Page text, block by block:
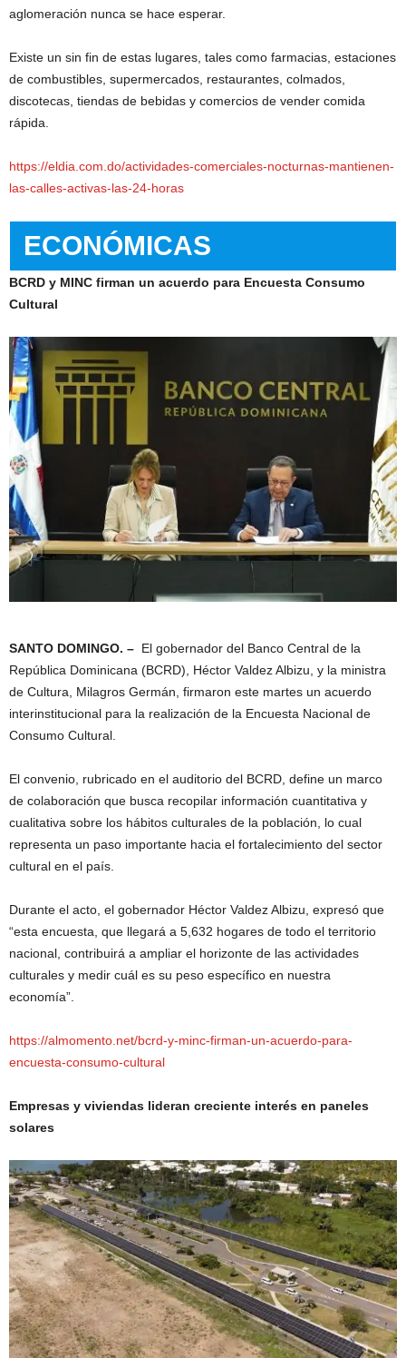
aglomeración nunca se hace esperar.
Existe un sin fin de estas lugares, tales como farmacias, estaciones
de combustibles, supermercados, restaurantes, colmados,
discotecas, tiendas de bebidas y comercios de vender comida
rápida.
https://eldia.com.do/actividades-comerciales-nocturnas-mantienen-
las-calles-activas-las-24-horas
ECONÓMICAS
BCRD y MINC firman un acuerdo para Encuesta Consumo
Cultural
SANTO DOMINGO. – El gobernador del Banco Central de la
República Dominicana (BCRD), Héctor Valdez Albizu, y la ministra
de Cultura, Milagros Germán, firmaron este martes un acuerdo
interinstitucional para la realización de la Encuesta Nacional de
Consumo Cultural.
El convenio, rubricado en el auditorio del BCRD, define un marco
de colaboración que busca recopilar información cuantitativa y
cualitativa sobre los hábitos culturales de la población, lo cual
representa un paso importante hacia el fortalecimiento del sector
cultural en el país.
Durante el acto, el gobernador Héctor Valdez Albizu, expresó que
“esta encuesta, que llegará a 5,632 hogares de todo el territorio
nacional, contribuirá a ampliar el horizonte de las actividades
culturales y medir cuál es su peso específico en nuestra
economía”.
https://almomento.net/bcrd-y-minc-firman-un-acuerdo-para-
encuesta-consumo-cultural
Empresas y viviendas lideran creciente interés en paneles
solares